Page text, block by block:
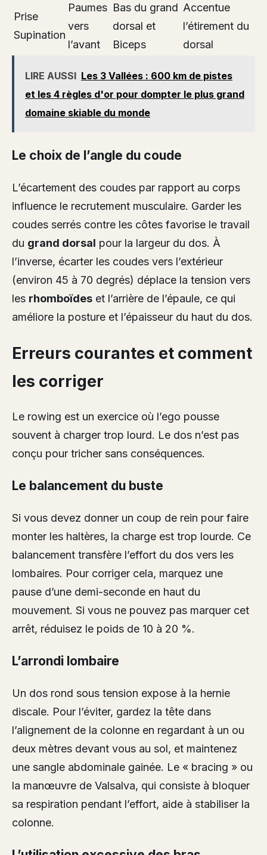
Prise
Supination
Paumes
vers
l’avant
Bas du grand
dorsal et
Biceps
Accentue
l’étirement du
dorsal
LIRE AUSSI Les 3 Vallées : 600 km de pistes
et les 4 règles d'or pour dompter le plus grand
domaine skiable du monde
Le choix de l’angle du coude
L’écartement des coudes par rapport au corps
influence le recrutement musculaire. Garder les
coudes serrés contre les côtes favorise le travail
du grand dorsal pour la largeur du dos. À
l’inverse, écarter les coudes vers l’extérieur
(environ 45 à 70 degrés) déplace la tension vers
les rhomboïdes et l’arrière de l’épaule, ce qui
améliore la posture et l’épaisseur du haut du dos.
Erreurs courantes et comment
les corriger
Le rowing est un exercice où l’ego pousse
souvent à charger trop lourd. Le dos n’est pas
conçu pour tricher sans conséquences.
Le balancement du buste
Si vous devez donner un coup de rein pour faire
monter les haltères, la charge est trop lourde. Ce
balancement transfère l’effort du dos vers les
lombaires. Pour corriger cela, marquez une
pause d’une demi-seconde en haut du
mouvement. Si vous ne pouvez pas marquer cet
arrêt, réduisez le poids de 10 à 20 %.
L’arrondi lombaire
Un dos rond sous tension expose à la hernie
discale. Pour l’éviter, gardez la tête dans
l’alignement de la colonne en regardant à un ou
deux mètres devant vous au sol, et maintenez
une sangle abdominale gainée. Le « bracing » ou
la manœuvre de Valsalva, qui consiste à bloquer
sa respiration pendant l’effort, aide à stabiliser la
colonne.